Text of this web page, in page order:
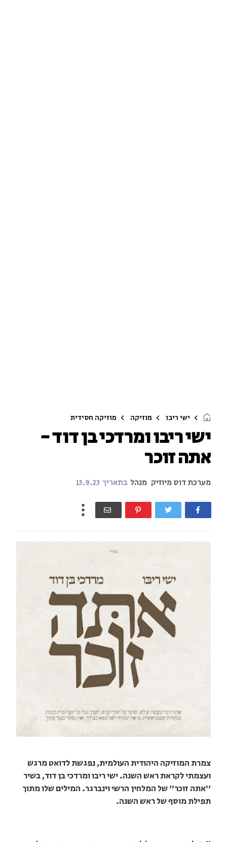
ישי ריבו מוזיקה מוזיקה חסידית
ישי ריבו ומרדכי בן דוד -
אתה זוכר
מערכת דוס מיוזיק מנהל בתאריך 15.9.23
צמרת המוזיקה היהודית העולמית, נפגשת לדואט מרגש
ועצמתי לקראת ראש השנה. ישי ריבו ומרדכי בן דוד, בשיר
"אתה זוכר" של המלחין הרשי וינברגר. המילים שלו מתוך
תפילת מוסף של ראש השנה.